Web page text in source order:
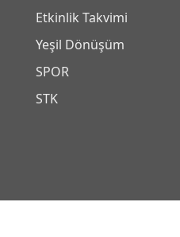
Etkinlik Takvimi
Yeşil Dönüşüm
SPOR
STK